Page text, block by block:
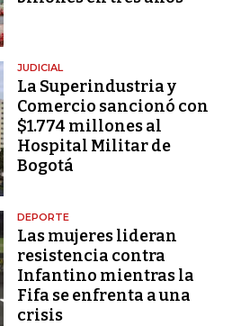
JUDICIAL
La Superindustria y
Comercio sancionó con
$1.774 millones al
Hospital Militar de
Bogotá
DEPORTE
Las mujeres lideran
resistencia contra
Infantino mientras la
Fifa se enfrenta a una
crisis